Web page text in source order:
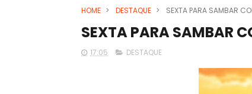
HOME > DESTAQUE > SEXTA PARA SAMBAR
SEXTA PARA SAMBAR
17:05 DESTAQUE